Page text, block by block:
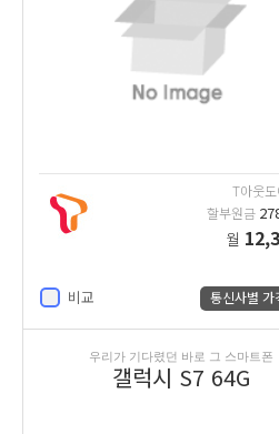
T아웃
할부원금
월
비교 통신사별 가
우리가 기다렸던 바로 그 스마트폰
갤럭시 S7 64G